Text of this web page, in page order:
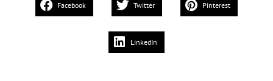
Facebook Twitter Pinterest
LinkedIn